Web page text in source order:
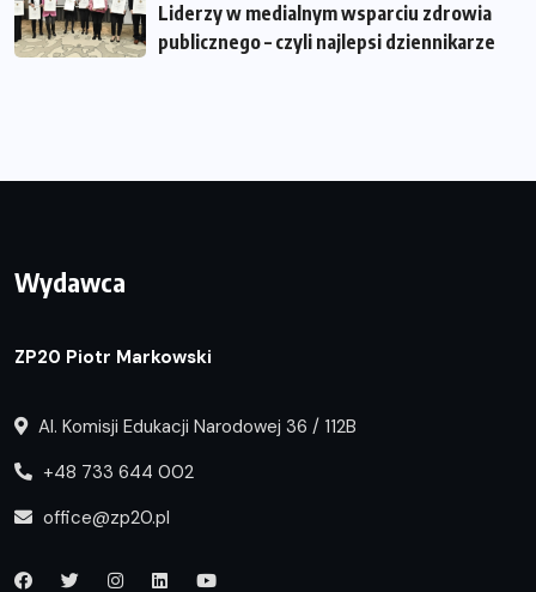
Liderzy w medialnym wsparciu zdrowia
publicznego – czyli najlepsi dziennikarze
Wydawca
ZP20 Piotr Markowski
Al. Komisji Edukacji Narodowej 36 / 112B
+48 733 644 002
office@zp20.pl